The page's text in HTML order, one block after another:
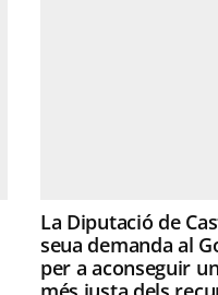
La Diputació de
seua demanda al
per a aconseguir